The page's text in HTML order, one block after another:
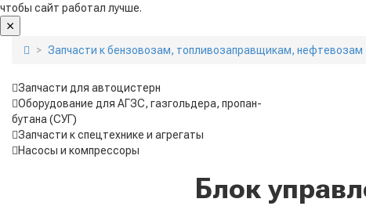
чтобы сайт работал лучше.
Запчасти к бензовозам, топливозаправщикам, нефтевозам
Запчасти для автоцистерн
Оборудование для АГЗС, газгольдера, пропан-
бутана (СУГ)
Запчасти к спецтехнике и агрегаты
Насосы и компрессоры
Блок